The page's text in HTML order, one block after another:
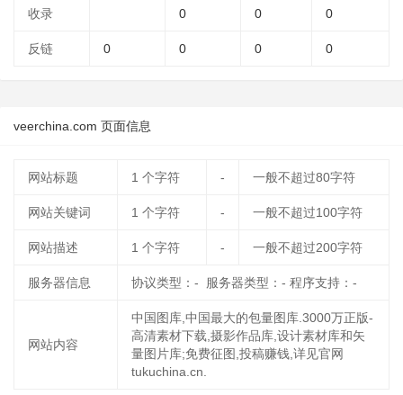
收录 0 0 0
反链 0 0 0 0
veerchina.com 页面信息
网站标题 1 个字符 - 一般不超过80字符
网站关键词 1 个字符 - 一般不超过100字符
网站描述 1 个字符 - 一般不超过200字符
服务器信息 协议类型：- 服务器类型：- 程序支持：-
网站内容
中国图库,中国最大的包量图库.3000万正版-
高清素材下载,摄影作品库,设计素材库和矢
量图片库;免费征图,投稿赚钱,详见官网
tukuchina.cn.